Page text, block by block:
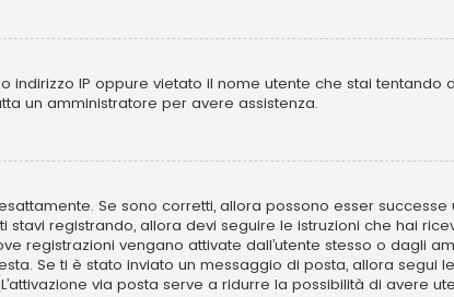
indirizzo IP oppure vietato il nome utente che stai
un amministratore per avere assistenza.
Se sono corretti, allora possono esser
stavi registrando, allora devi seguire le istruzioni che hai
registrazioni vengano attivate dall’utente stesso o dagli
Se ti è stato inviato un messaggio di posta, allora segui
via posta serve a ridurre la possibilità di avere